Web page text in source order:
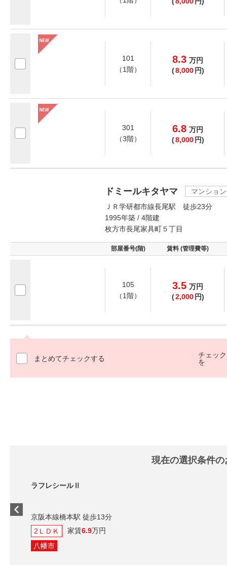
101
（1階）
8.3 万円
(8,000 円)
301
（3階）
6.8 万円
(8,000 円)
ドミールキタヤマ
マンション
ＪＲ学研都市線長尾駅 徒歩23分
1995年築 / 4階建
枚方市長尾家具町５丁目
部屋番号(階) 賃料 (管理費等)
105
（1階）
3.5 万円
(2,000 円)
まとめてチェックする
チェッ
を
現在の選択条件
ラフレシールⅡ
京阪本線橋本駅 徒歩13分
2ＬＤＫ
家賃6.9万円
八幡市